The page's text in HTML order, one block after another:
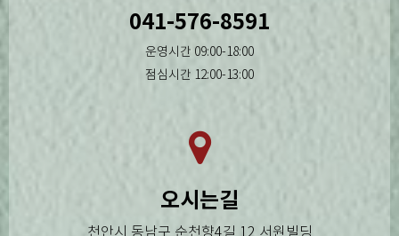
041-576-8591
운영시간 09:00-18:00
점심시간 12:00-13:00
오시는길
천안시 동남구 순천향4길 12 서원빌딩